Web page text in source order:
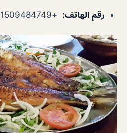
رقم الهاتف:
+971509484749